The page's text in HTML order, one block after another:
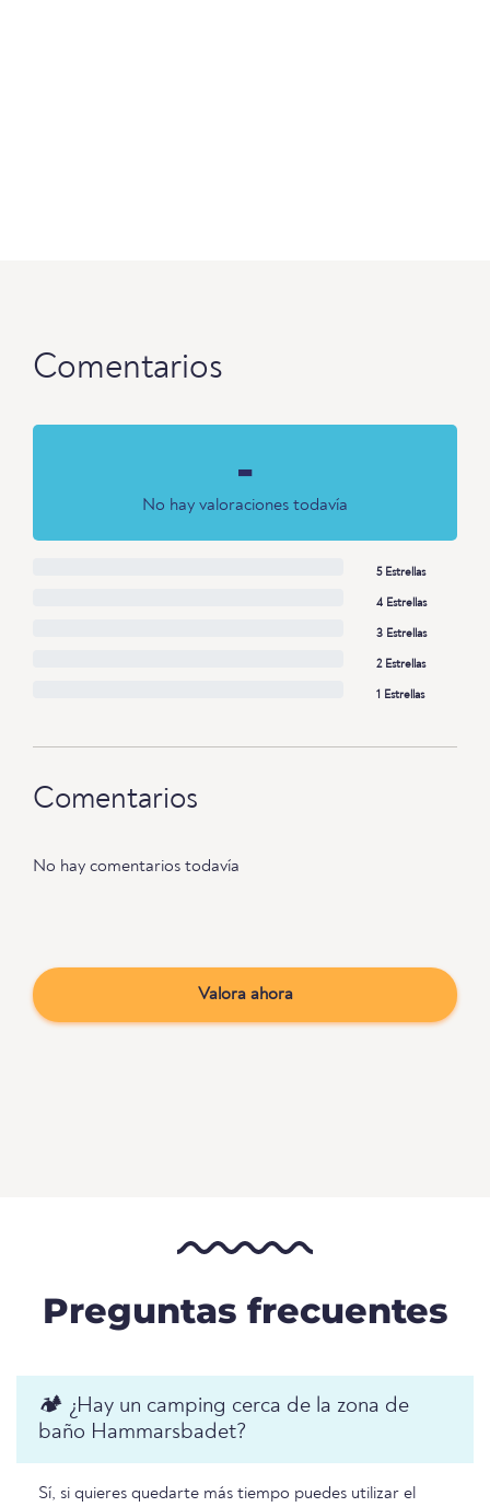
Comentarios
-
No hay valoraciones todavía
5 Estrellas
4 Estrellas
3 Estrellas
2 Estrellas
1 Estrellas
Comentarios
No hay comentarios todavía
Valora ahora
Preguntas frecuentes
🏕️ ¿Hay un camping cerca de la zona de
baño Hammarsbadet?
Sí, si quieres quedarte más tiempo puedes utilizar el